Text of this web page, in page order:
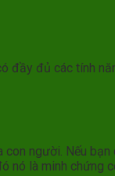
đầy đủ các tính
người. Nếu
nó là minh chứng